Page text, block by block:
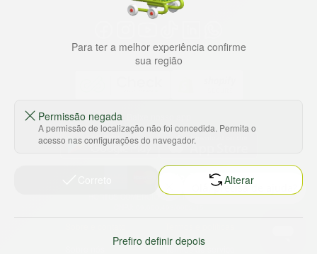
HORTUS COMERCIO DE ALIMENTOS S.A
Termos de serviço
Para ter a melhor experiência confirme
sua região
Permissão negada
A permissão de localização não foi concedida. Permita o
acesso nas configurações do navegador.
Alterar
Prefiro definir depois